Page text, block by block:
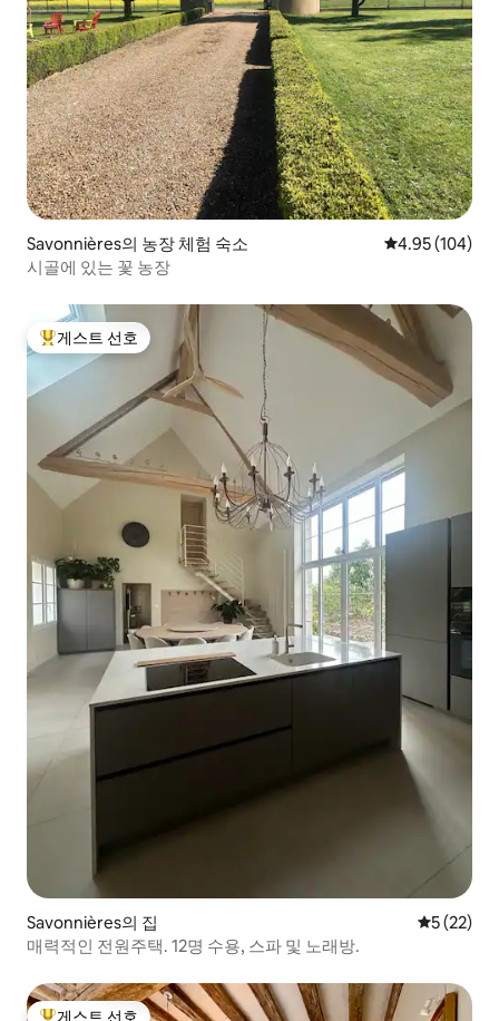
Savonnières의 농장 체험 숙소 평점 4.95점(5
4.95 (104)
시골에 있는 꽃 농장
상위 게스트 선호
게스트 선호
Savonnières의 집 평점 5점
5 (22)
매력적인 전원주택. 12명 수용, 스파 및 노래방.
게스트 선호